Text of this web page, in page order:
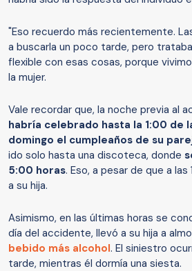
"Eso recuerdo más recientemente.
a buscarla un poco tarde, pero
flexible con esas cosas, porque
la mujer.
Vale recordar que, la noche previa al
habría celebrado hasta la 1:00 de
domingo el cumpleaños de su
ido solo hasta una discoteca, donde
5:00 horas. Eso, a pesar de que a
a su hija.
Asimismo, en las últimas horas se
día del accidente, llevó a su hija a
bebido más alcohol. El siniestro
tarde, mientras él dormía una siesta.